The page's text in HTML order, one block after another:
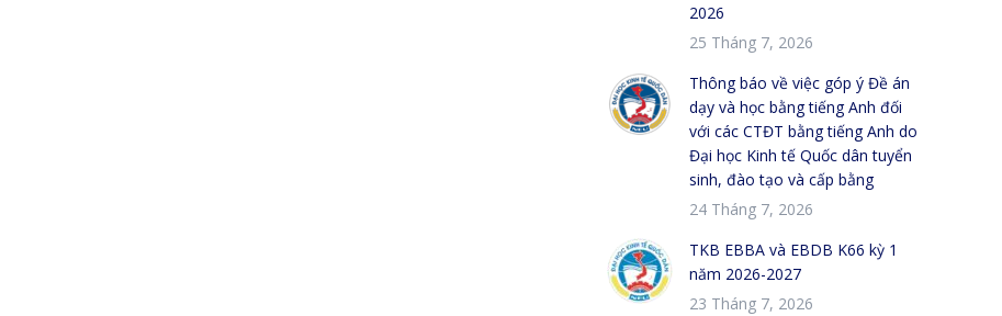
2026
25 Tháng 7, 2026
Thông báo về việc góp ý Đề án
dạy và học bằng tiếng Anh đối
với các CTĐT bằng tiếng Anh do
Đại học Kinh tế Quốc dân tuyển
sinh, đào tạo và cấp bằng
24 Tháng 7, 2026
TKB EBBA và EBDB K66 kỳ 1
năm 2026-2027
23 Tháng 7, 2026